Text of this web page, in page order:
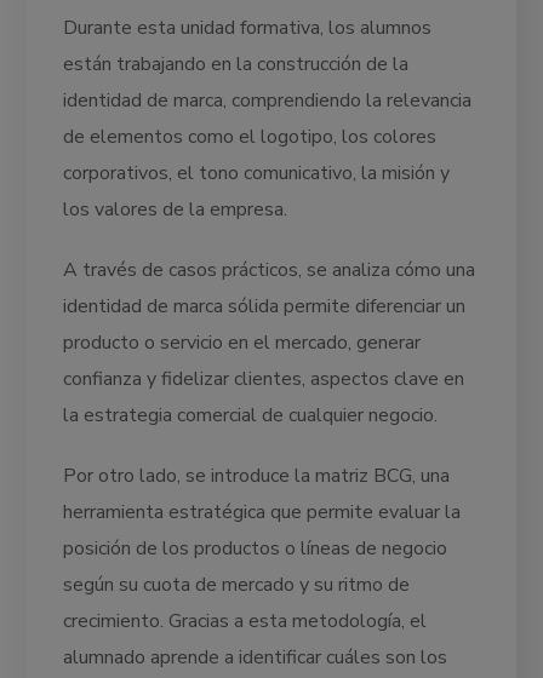
Durante esta unidad formativa, los alumnos
están trabajando en la construcción de la
identidad de marca, comprendiendo la relevancia
de elementos como el logotipo, los colores
corporativos, el tono comunicativo, la misión y
los valores de la empresa.
A través de casos prácticos, se analiza cómo una
identidad de marca sólida permite diferenciar un
producto o servicio en el mercado, generar
confianza y fidelizar clientes, aspectos clave en
la estrategia comercial de cualquier negocio.
Por otro lado, se introduce la matriz BCG, una
herramienta estratégica que permite evaluar la
posición de los productos o líneas de negocio
según su cuota de mercado y su ritmo de
crecimiento. Gracias a esta metodología, el
alumnado aprende a identificar cuáles son los